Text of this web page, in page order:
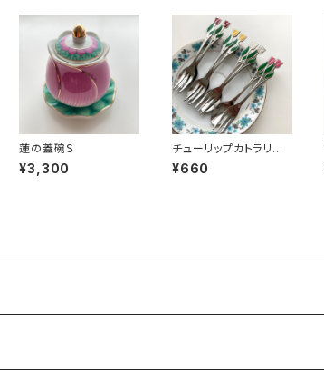
蓮の蓋碗Ｓ
¥3,300
チューリップカトラリー
セット
¥660